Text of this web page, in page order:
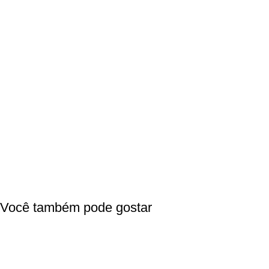
Você também pode gostar